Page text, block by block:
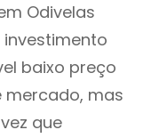
Odivelas
baixo preço
mercado, mas
que